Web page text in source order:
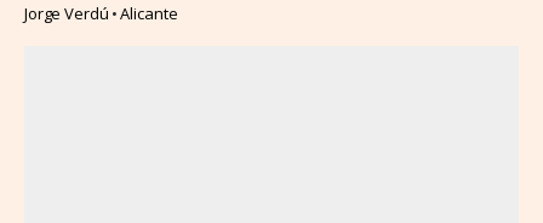
Jorge Verdú Alicante